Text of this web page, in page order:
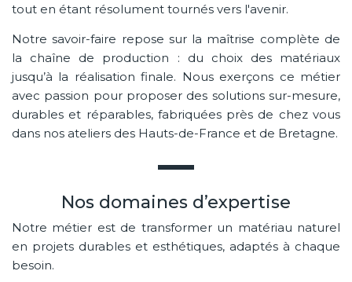
tout en étant résolument tournés vers l'avenir.
Notre savoir-faire repose sur la maîtrise complète de
la chaîne de production : du choix des matériaux
jusqu’à la réalisation finale. Nous exerçons ce métier
avec passion pour proposer des solutions sur-mesure,
durables et réparables, fabriquées près de chez vous
dans nos ateliers des Hauts-de-France et de Bretagne.
Nos domaines d’expertise
Notre métier est de transformer un matériau naturel
en projets durables et esthétiques, adaptés à chaque
besoin.